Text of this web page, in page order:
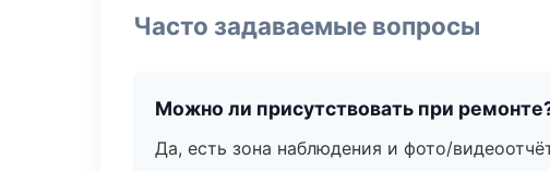
Часто задаваемые вопросы
Можно ли присутствовать при
Да, есть зона наблюдения и фото/